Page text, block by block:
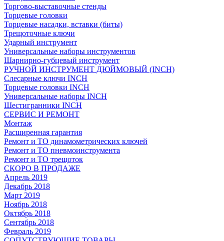
Торгово-выставочные стенды
Торцевые головки
Торцевые насадки, вставки (биты)
Трещоточные ключи
Ударный инструмент
Универсальные наборы инструментов
Шарнирно-губцевый инструмент
РУЧНОЙ ИНСТРУМЕНТ ДЮЙМОВЫЙ (INCH)
Слесарные ключи INCH
Торцевые головки INCH
Универсальные наборы INCH
Шестигранники INCH
СЕРВИС И РЕМОНТ
Монтаж
Расширенная гарантия
Ремонт и ТО динамометрических ключей
Ремонт и ТО пневмоинструмента
Ремонт и ТО трещоток
СКОРО В ПРОДАЖЕ
Апрель 2019
Декабрь 2018
Март 2019
Ноябрь 2018
Октябрь 2018
Сентябрь 2018
Февраль 2019